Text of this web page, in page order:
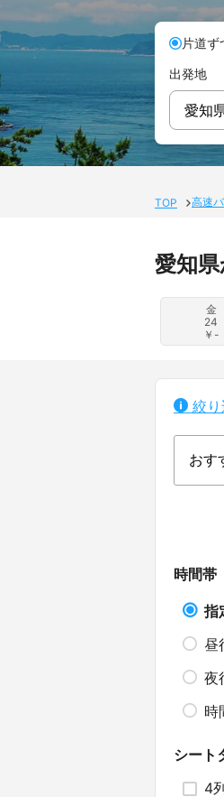
片道ず
出発地
愛知
TOP 高速
愛知
金
24
￥-
絞
時間帯
指
昼
夜
時
シート
4